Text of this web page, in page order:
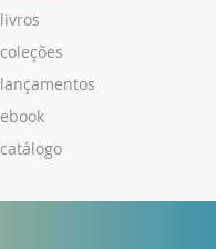
livros
coleções
lançamentos
ebook
catálogo